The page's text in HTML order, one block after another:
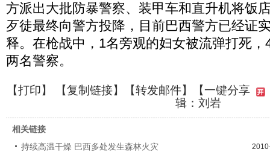
方派出大批防暴警察、装甲车和直升机将饭
歹徒最终向警方投降，目前巴西警方已经证
释。在枪战中，1名旁观的妇女被流弹打死
两名警察。
【打印】 【复制链接】【转发邮件】
【一键分享
辑：刘岩
相关链接
持续高温干燥 巴西多处发生森林火灾